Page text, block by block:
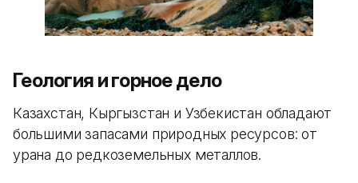
Геология и горное дело
Казахстан, Кыргызстан и Узбекистан обладают
большими запасами природных ресурсов: от
урана до редкоземельных металлов.